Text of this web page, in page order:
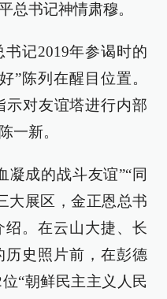
总书记神情肃穆。
记2019年参谒时的
”陈列在醒目位置。
示对友谊塔进行内部
一新。
凝成的战斗友谊”“同
大展区，金正恩总书
。在云山大捷、长
历史照片前，在彭德
“朝鲜民主主义人民